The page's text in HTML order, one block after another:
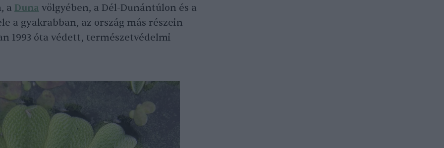
a Duna völgyében, a Dél-Dunántúlon és a
a gyakrabban, az ország más részein
1993 óta védett, természetvédelmi